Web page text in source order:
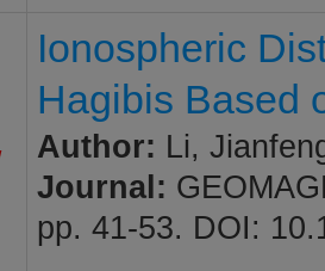
Ionospheric
Hagibis Based
Author: Li,
Journal:
pp. 41-53. DOI: